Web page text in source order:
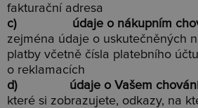
fakturační adresa
c) údaje o nákupním
zejména údaje o uskutečněných
platby včetně čísla platebního
o reklamacích
d) údaje o Vašem chování
které si zobrazujete, odkazy, na